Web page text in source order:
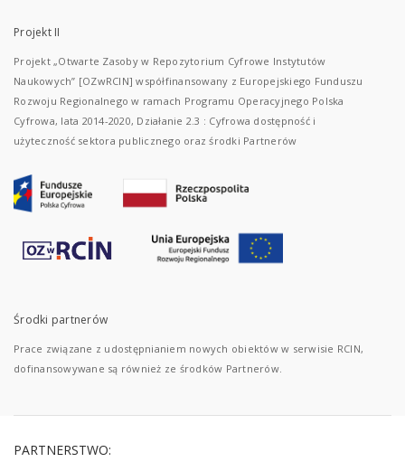
Projekt II
Projekt „Otwarte Zasoby w Repozytorium Cyfrowe Instytutów
Naukowych” [OZwRCIN] współfinansowany z Europejskiego Funduszu
Rozwoju Regionalnego w ramach Programu Operacyjnego Polska
Cyfrowa, lata 2014-2020, Działanie 2.3 : Cyfrowa dostępność i
użyteczność sektora publicznego oraz środki Partnerów
Środki partnerów
Prace związane z udostępnianiem nowych obiektów w serwisie RCIN,
dofinansowywane są również ze środków Partnerów.
PARTNERSTWO: